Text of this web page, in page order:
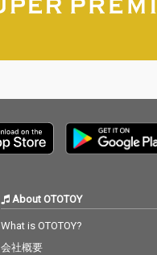
About OTOTOY
What is OTOTOY?
会社概要